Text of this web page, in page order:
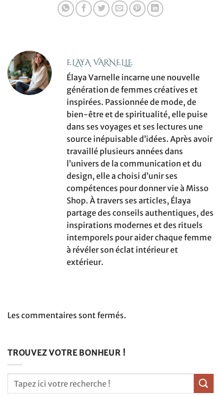
ELAYA VARNELLE
Élaya Varnelle incarne une nouvelle
génération de femmes créatives et
inspirées. Passionnée de mode, de
bien-être et de spiritualité, elle puise
dans ses voyages et ses lectures une
source inépuisable d’idées. Après avoir
travaillé plusieurs années dans
l’univers de la communication et du
design, elle a choisi d’unir ses
compétences pour donner vie à Misso
Shop. À travers ses articles, Élaya
partage des conseils authentiques, des
inspirations modernes et des rituels
intemporels pour aider chaque femme
à révéler son éclat intérieur et
extérieur.
Les commentaires sont fermés.
TROUVEZ VOTRE BONHEUR !